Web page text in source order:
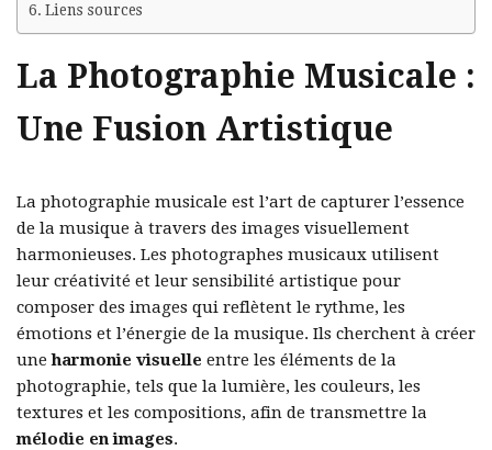
Liens sources
La Photographie Musicale :
Une Fusion Artistique
La photographie musicale est l’art de capturer l’essence
de la musique à travers des images visuellement
harmonieuses. Les photographes musicaux utilisent
leur créativité et leur sensibilité artistique pour
composer des images qui reflètent le rythme, les
émotions et l’énergie de la musique. Ils cherchent à créer
uneharmonie visuelle entre les éléments de la
photographie, tels que la lumière, les couleurs, les
textures et les compositions, afin de transmettre la
mélodie en images.